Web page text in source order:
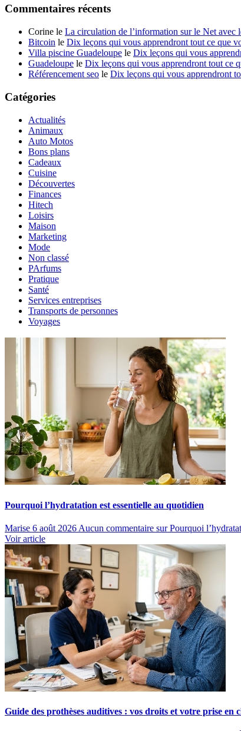
Commentaires récents
Corine le La circulation de l’information sur le Net avec
Bitcoin le Dix leçons qui vous apprendront tout ce que
Villa piscine Guadeloupe le Dix leçons qui vous
Guadeloupe le Dix leçons qui vous apprendront tout ce
Référencement seo le Dix leçons qui vous apprendront
Catégories
Actualités
Animaux
Auto Motos
Bons plans
Cadeaux
Cuisine
Découvertes
Finances
Hitech
Loisirs
Maison
Marketing
Mode
Non classé
PArfums
Pratique
Santé
Services entreprises
Transports de personnes
Voyages
Pourquoi l’hydratation est essentielle au quotidien
Marise 6 août 2026 Aucun commentaire sur Pourquoi
Voir article
Guide des prothèses auditives : vos droits et votre prise en